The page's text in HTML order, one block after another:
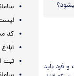
فرد باید
کد
ثبت